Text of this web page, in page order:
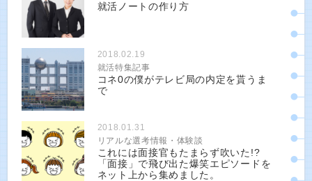
就活ノートの作り方
2018.02.19
就活特集記事
コネ0の僕がテレビ局の内定を貰うま
で
2018.01.31
リアルな選考情報・体験談
これには面接官もたまらず吹いた!?
「面接」で飛び出た爆笑エピソードを
ネット上から集めました。